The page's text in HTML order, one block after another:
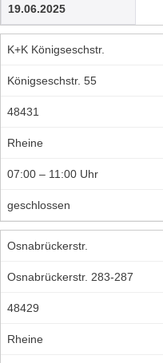
19.06.2025
K+K Königseschstr.
Königseschstr. 55
48431
Rheine
07:00 – 11:00 Uhr
geschlossen
Osnabrückerstr.
Osnabrückerstr. 283-287
48429
Rheine